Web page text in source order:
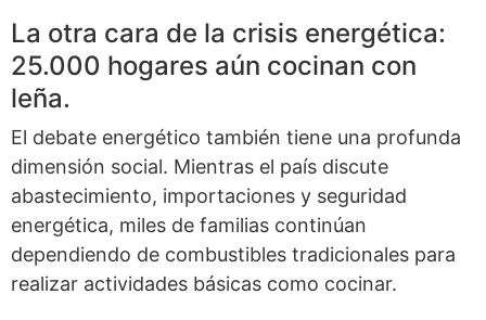
La otra cara de la crisis energética:
25.000 hogares aún cocinan con
leña.
El debate energético también tiene una profunda
dimensión social. Mientras el país discute
abastecimiento, importaciones y seguridad
energética, miles de familias continúan
dependiendo de combustibles tradicionales para
realizar actividades básicas como cocinar.